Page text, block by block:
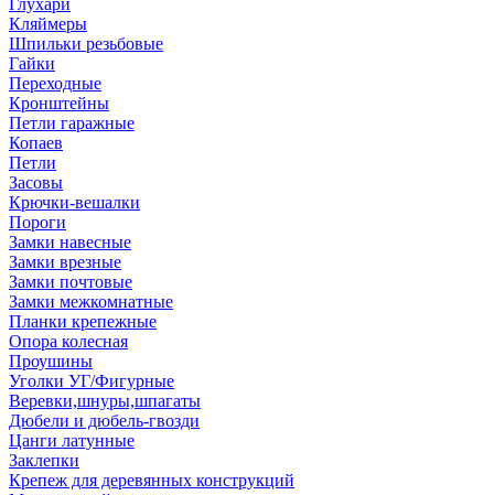
Глухари
Кляймеры
Шпильки резьбовые
Гайки
Переходные
Кронштейны
Петли гаражные
Копаев
Петли
Засовы
Крючки-вешалки
Пороги
Замки навесные
Замки врезные
Замки почтовые
Замки межкомнатные
Планки крепежные
Опора колесная
Проушины
Уголки УГ/Фигурные
Веревки,шнуры,шпагаты
Дюбели и дюбель-гвозди
Цанги латунные
Заклепки
Крепеж для деревянных конструкций